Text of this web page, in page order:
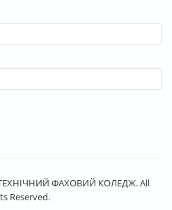
ФАХОВИЙ КОЛЕДЖ. All
Reserved.